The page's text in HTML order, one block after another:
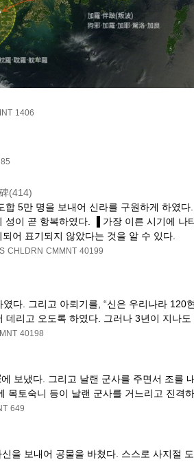
1406
(414)
합 5만 명을 보내어 신라를 구원하게 하였
성이 곧 항복하였다. ▐ 가장 이른 시기에
어 표기되지 않았다는 것을 알 수 있다.
CHLDRN CMMNT 40199
다. 그리고 아뢰기를, “신은 우리나라
데리고 오도록 하였다. 그러나 3년이 지나도
40198
보냈다. 그리고 날랜 군사를 주면서 조를
목토숙니 등이 날랜 군사를 거느리고 진
649
을 보내어 공물을 바쳤다. 스스로 사지절